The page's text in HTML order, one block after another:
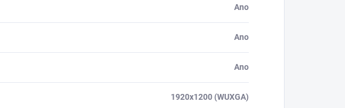
Ano
Ano
Ano
1920x1200 (WUXGA)